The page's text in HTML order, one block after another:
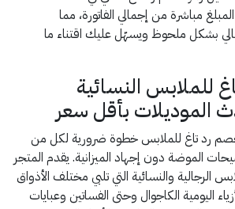
مباشرة من إجمالي الفاتورة، مما
بشكل ملحوظ ويسهّل عليك اقتناء ما
للملابس النسائية
الموديلات بأقل سعر
رد تاغ للملابس خطوة ضرورية لكل من
الموضة دون إجهاد الميزانية. يقدم المتجر
الرجالية والنسائية التي تلبي مختلف الأذواق
اليومية الكاجوال وحتى الفساتين وعبايات